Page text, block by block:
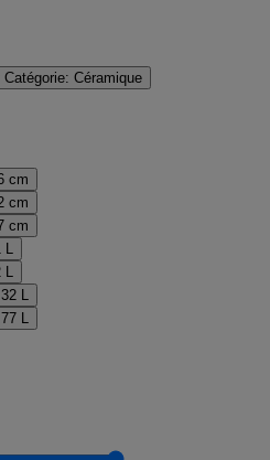
Catégorie: Céramique
cm
cm
cm
L
L